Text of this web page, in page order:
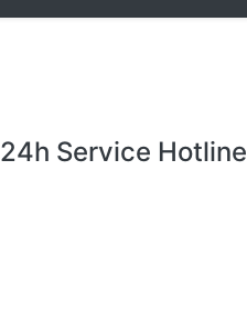
24h Service Hotline